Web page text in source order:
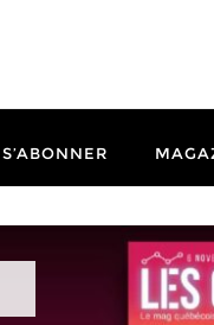
S’ABONNER